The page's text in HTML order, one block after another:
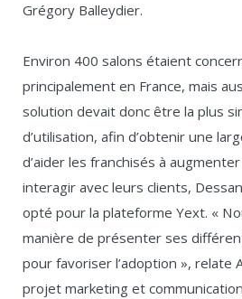
Grégory Balleydier.
Environ 400 salons étaient
principalement en France, mais
solution devait donc être la plus
d’utilisation, afin d’obtenir une
d’aider les franchisés à
interagir avec leurs clients,
opté pour la plateforme Yext. «
manière de présenter ses
pour favoriser l’adoption », relate
projet marketing et